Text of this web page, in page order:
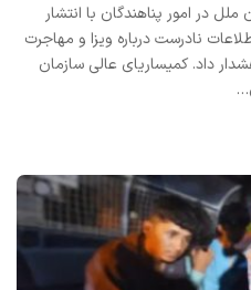
در امور پناهندگان با انتشار
نادرست درباره ویزا و مهاجرت
داد. کمیساریای عالی سازمان